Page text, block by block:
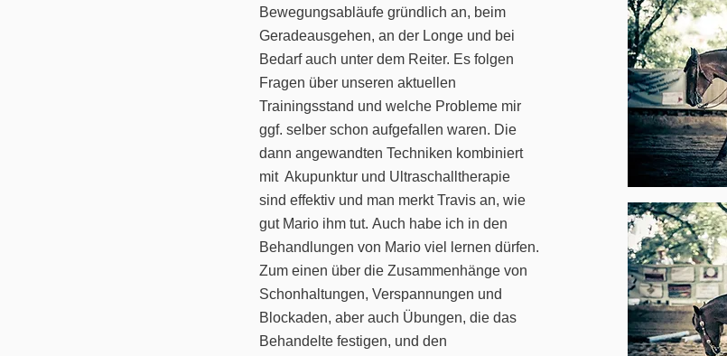
Bewegungsabläufe gründlich an, beim
Geradeausgehen, an der Longe und bei
Bedarf auch unter dem Reiter. Es folgen
Fragen über unseren aktuellen
Trainingsstand und welche Probleme mir
ggf. selber schon aufgefallen waren. Die
dann angewandten Techniken kombiniert
mit Akupunktur und Ultraschalltherapie
sind effektiv und man merkt Travis an, wie
gut Mario ihm tut. Auch habe ich in den
Behandlungen von Mario viel lernen dürfen.
Zum einen über die Zusammenhänge von
Schonhaltungen, Verspannungen und
Blockaden, aber auch Übungen, die das
Behandelte festigen, und den